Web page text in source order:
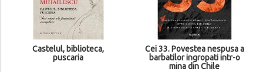
Castelul, biblioteca,
puscaria
Cei 33. Povestea nespusa a
barbatilor ingropati intr-o
mina din Chile